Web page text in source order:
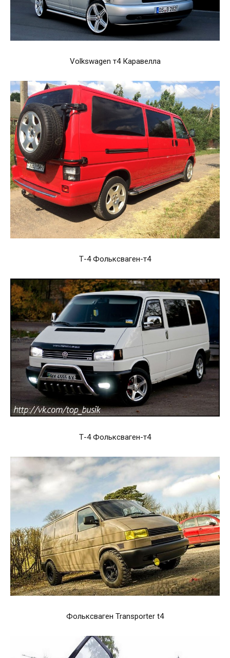
Volkswagen т4 Каравелла
Т-4 Фольксваген-т4
Т-4 Фольксваген-т4
Фольксваген Transporter t4